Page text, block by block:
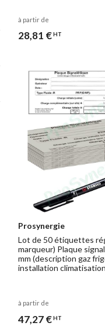
à partir de
28,81 € HT
Prosynergie
Lot de 50 étiquettes
marqueur) Plaque
mm (description gaz
installation
à partir de
47,27 €HT